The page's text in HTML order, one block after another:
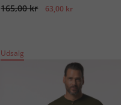
165,00 kr 63,00 kr
Udsalg